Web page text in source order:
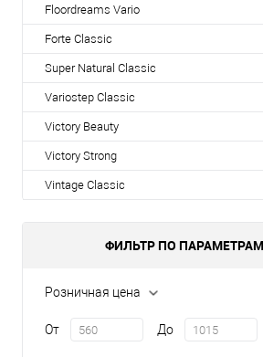
Floordreams Vario
Forte Classic
Super Natural Classic
Variostep Classic
Victory Beauty
Victory Strong
Vintage Classic
ФИЛЬТР ПО ПАРАМЕТРАМ
Розничная цена
От До